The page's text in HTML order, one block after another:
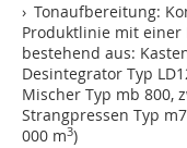
› Tonaufbereitung:
Produktlinie mit einer
bestehend aus:
Desintegrator Typ
Mischer Typ mb 800,
Strangpressen Typ
000 m3)